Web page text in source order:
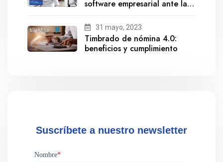
software empresarial ante la
31 mayo, 2023
Timbrado de nómina 4.0:
beneficios y cumplimiento
Suscríbete a nuestro newsletter